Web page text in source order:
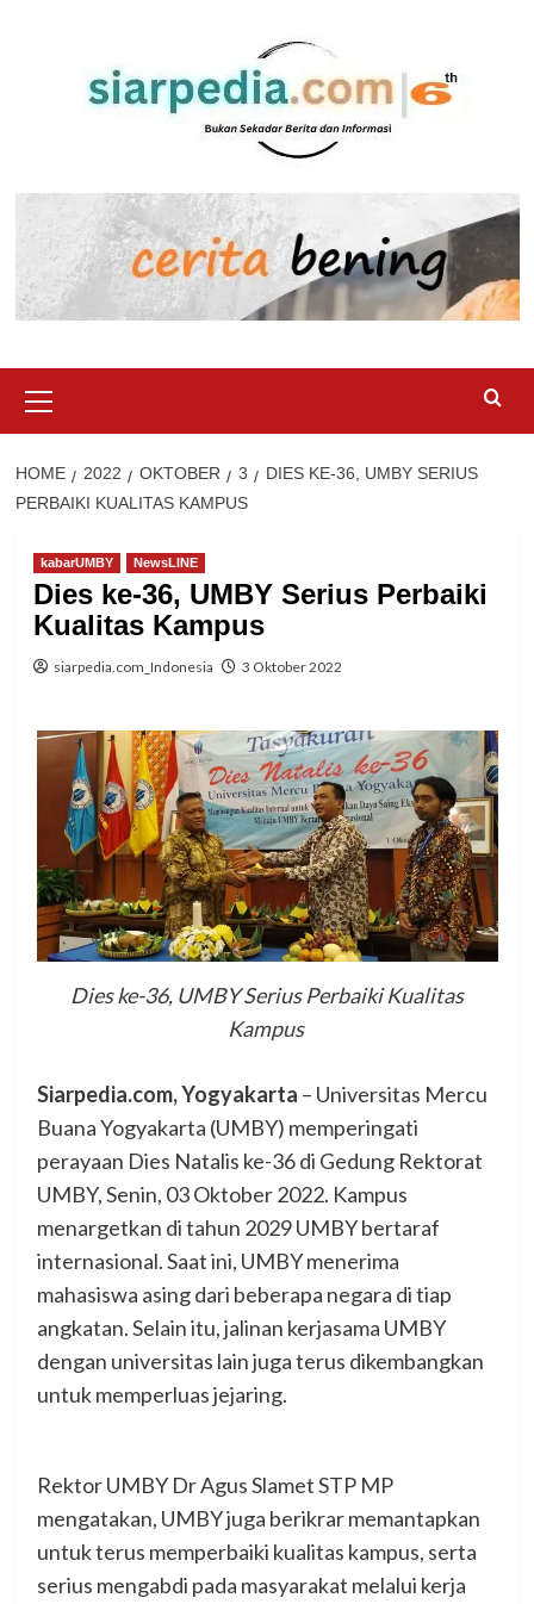
Menu
HOME 2022 OKTOBER 3
DIES KE-36, UMBY SERIUS
PERBAIKI KUALITAS KAMPUS
kabarUMBY NewsLINE
Dies ke-36, UMBY Serius Perbaiki
Kualitas Kampus
siarpedia.com_Indonesia 3 Oktober 2022
Dies ke-36, UMBY Serius Perbaiki Kualitas
Kampus
Siarpedia.com, Yogyakarta – Universitas Mercu
Buana Yogyakarta (UMBY) memperingati
perayaan Dies Natalis ke-36 di Gedung Rektorat
UMBY, Senin, 03 Oktober 2022. Kampus
menargetkan di tahun 2029 UMBY bertaraf
internasional. Saat ini, UMBY menerima
mahasiswa asing dari beberapa negara di tiap
angkatan. Selain itu, jalinan kerjasama UMBY
dengan universitas lain juga terus dikembangkan
untuk memperluas jejaring.
Rektor UMBY Dr Agus Slamet STP MP
mengatakan, UMBY juga berikrar memantapkan
untuk terus memperbaiki kualitas kampus, serta
serius mengabdi pada masyarakat melalui kerja